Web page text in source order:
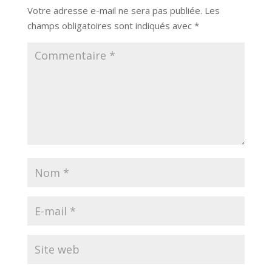
Votre adresse e-mail ne sera pas publiée. Les
champs obligatoires sont indiqués avec *